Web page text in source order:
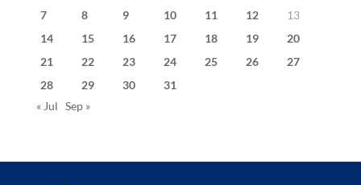
7
8 9 10 11 12
13
14
15 16 17 18 19
20
21
22 23 24 25 26
27
28
29 30
31
« Jul Sep »